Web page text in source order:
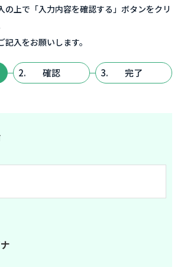
の上で「入力内容を確認する」ボタンをクリ
入をお願いします。
2. 確認 3. 完了